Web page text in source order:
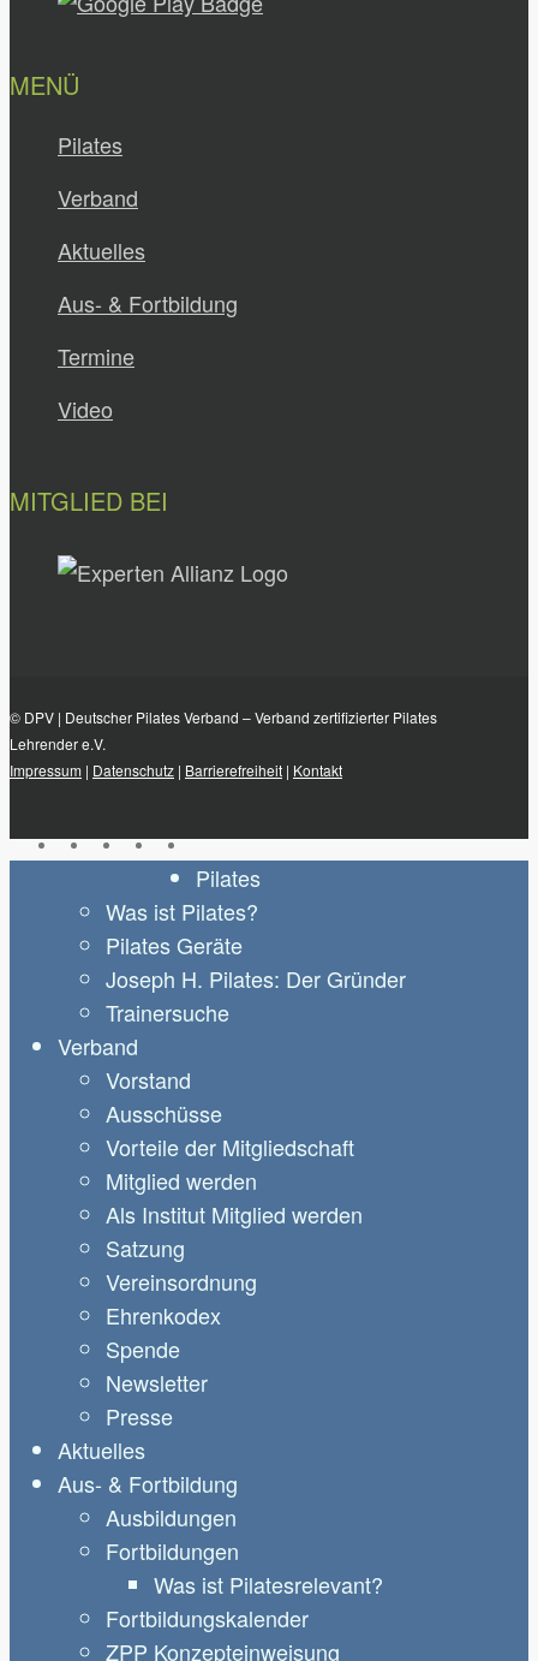
MENÜ
Pilates
Verband
Aktuelles
Aus- & Fortbildung
Termine
Video
MITGLIED BEI
© DPV | Deutscher Pilates Verband – Verband zertifizierter Pilates
Lehrender e.V.
Impressum | Datenschutz | Barrierefreiheit | Kontakt
facebookyoutubeinstagram
phoneemail
Close
Menu
Pilates
Was ist Pilates?
Pilates Geräte
Joseph H. Pilates: Der Gründer
Trainersuche
Verband
Vorstand
Ausschüsse
Vorteile der Mitgliedschaft
Mitglied werden
Als Institut Mitglied werden
Satzung
Vereinsordnung
Ehrenkodex
Spende
Newsletter
Presse
Aktuelles
Aus- & Fortbildung
Ausbildungen
Fortbildungen
Was ist Pilatesrelevant?
Fortbildungskalender
ZPP Konzepteinweisung